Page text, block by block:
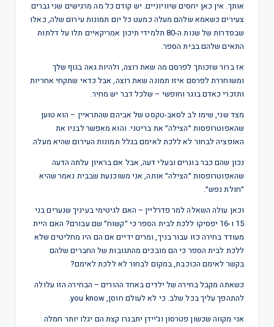
אותך. אין כאן יחסים שיוויוניים. יש קודם כל מה מרגישים שני גברים
צעירים כשאמא שלהם מעלה כמעט כל יום תמונות עירום שלה, כאלו
שבסדרות של שנות ה-80 תלמידי תיכון אמריקאיים תלו על דלתות
התאים שלהם בבית הספר.
אז ברור שזכותך לפרסם מה שאת רוצה, ולהיות גאה בגוף שלך
ומשוחררת לפרסם איזו תמונה שאת רוצה, אבל כדאי שתקחי אחריות
ותזכרי כאדם בוגר וחופשי – שלכל דבר יש מחיר.
מצד שני, שימו לב לסאב-טקסט של אביהם שהתראיין – הוא טוען
שהאפוטרופסות ״הצילה״ את בריטני. והוא מאפשר לבניו את
האופציה לבחור לא ללכת לאימם בגלל תמונות העירום שהיא מעלה.
נכון שהם כבר בוגרים ובעלי דעה, אבל אם בראיון עלתה הדעה
שהאפוטרופסות ״הצילה״ אותה, אני משוכנעת שבבית נאמר שהיא
״חולת נפש״.
וכאן עולה השאלה למר פדרליין – האם לגיטימי בעיניך שנערים בני
15 ו-16 יפסיקו ללכת לבית הספר כי ״קשוח״ שם עבורם? האם היית
מעודד בחירה כזו עבור בניך, ומרים ידיים אם הם היו מחליטים שלא
ללכת לבית הספר כי הם מובכים מהתגובות של החברים שלהם
בקשר לאימם הכוכבת, במקום לבחור לא ללכת לאימם?
כשאתה מקבל בחירה של ילדים באחד ההורים – הבחירה הזו עלולה
להתהפך עליך בכל שלב. כי לא לעולם חוסן, you know.
אני מקווה שכשון פטרסון וג׳יידן יתבגרו קצת הם יגלו יותר חמלה